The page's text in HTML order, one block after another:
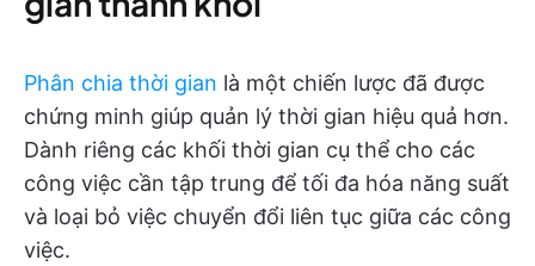
Phân chia thời gian là một chiến lược đã được
chứng minh giúp quản lý thời gian hiệu quả hơn.
Dành riêng các khối thời gian cụ thể cho các
công việc cần tập trung để tối đa hóa năng suất
và loại bỏ việc chuyển đổi liên tục giữa các công
việc.